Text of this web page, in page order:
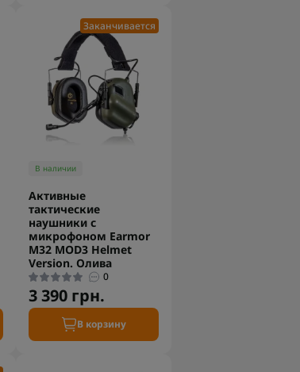
Заканчивается
В наличии
Активные
тактические
наушники с
микрофоном Earmor
M32 MOD3 Helmet
Version. Олива
0
3 390 грн.
В корзину